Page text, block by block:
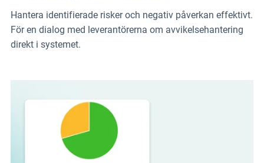
Hantera identifierade risker och negativ påverkan effektivt.
För en dialog med leverantörerna om avvikelsehantering
direkt i systemet.